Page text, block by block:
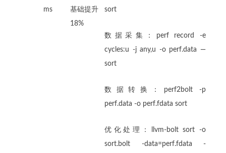
ms
基础提升
18%
sort
数据采集：perf record -e
cycles:u -j any,u -o perf.data —
sort
数据转换：perf2bolt -p
perf.data -o perf.fdata sort
优化处理：llvm-bolt sort -o
sort.bolt -data=perf.fdata -